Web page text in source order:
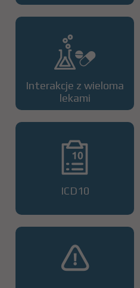
Interakcje z wieloma
lekami
ICD10